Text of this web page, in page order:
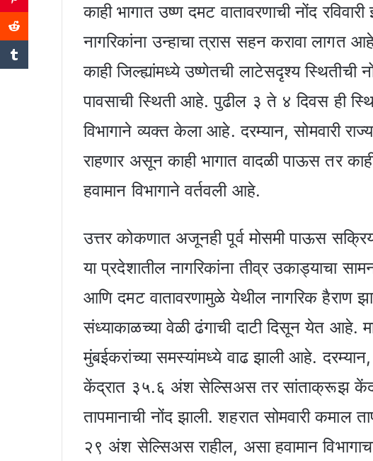
काही भागात उष्ण दमट वातावरणाची नोंद
नागरिकांना उन्हाचा त्रास सहन करावा लागत
काही जिल्ह्यांमध्ये उष्णेतची लाटेसदृश्य स्थितीची
पावसाची स्थिती आहे. पुढील ३ ते ४ दिवस ही
विभागाने व्यक्त केला आहे. दरम्यान, सोमवारी
राहणार असून काही भागात वादळी पाऊस तर
हवामान विभागाने वर्तवली आहे.
उत्तर कोकणात अजूनही पूर्व मोसमी पाऊस
या प्रदेशातील नागरिकांना तीव्र उकाड्याचा
आणि दमट वातावरणामुळे येथील नागरिक हैराण
संध्याकाळच्या वेळी ढंगाची दाटी दिसून येत
मुंबईकरांच्या समस्यांमध्ये वाढ झाली आहे. दरम्यान,
केंद्रात ३५.६ अंश सेल्सिअस तर सांताक्रूझ
तापमानाची नोंद झाली. शहरात सोमवारी कमाल
२९ अंश सेल्सिअस राहील, असा हवामान